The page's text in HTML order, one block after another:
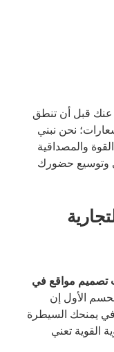
عنك قبل أن تنطق
نحن نبني
والمصداقية
وتوسيع حضورك
مواقع في
الأول إن
يمنحك السيطرة
القوية تعني